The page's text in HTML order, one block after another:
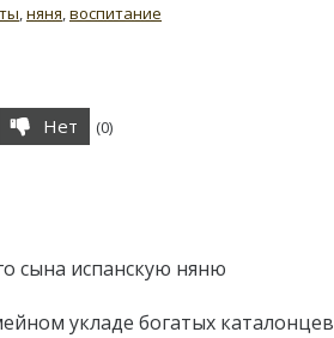
,няня,воспитание
Нет (0)
сына испанскую няню
укладе богатых каталонцев